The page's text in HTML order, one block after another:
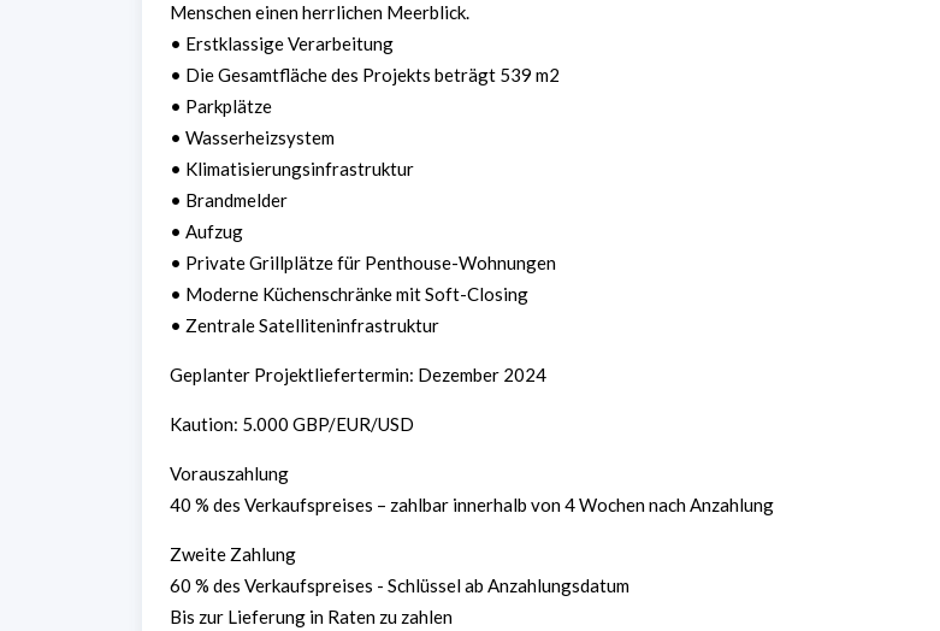
Menschen einen herrlichen Meerblick.
• Erstklassige Verarbeitung
• Die Gesamtfläche des Projekts beträgt 539 m2
• Parkplätze
• Wasserheizsystem
• Klimatisierungsinfrastruktur
• Brandmelder
• Aufzug
• Private Grillplätze für Penthouse-Wohnungen
• Moderne Küchenschränke mit Soft-Closing
• Zentrale Satelliteninfrastruktur
Geplanter Projektliefertermin: Dezember 2024
Kaution: 5.000 GBP/EUR/USD
Vorauszahlung
40 % des Verkaufspreises – zahlbar innerhalb von 4 Wochen nach Anzahlung
Zweite Zahlung
60 % des Verkaufspreises - Schlüssel ab Anzahlungsdatum
Bis zur Lieferung in Raten zu zahlen